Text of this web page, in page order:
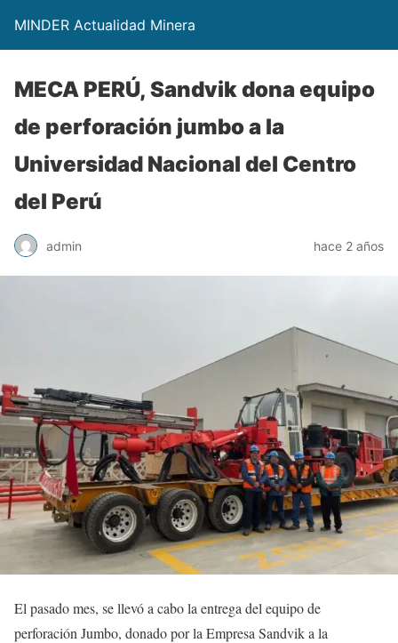
MINDER Actualidad Minera
MECA PERÚ, Sandvik dona equipo
de perforación jumbo a la
Universidad Nacional del Centro
del Perú
admin hace 2 años
El pasado mes, se llevó a cabo la entrega del equipo de
perforación Jumbo, donado por la Empresa Sandvik a la